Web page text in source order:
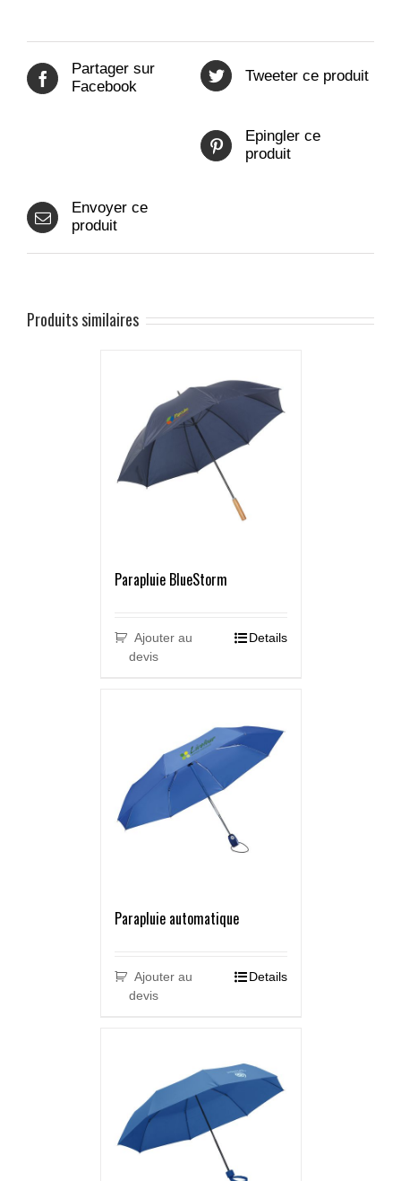
Partager sur
Facebook
Tweeter ce produit
Epingler ce
produit
Envoyer ce
produit
Produits similaires
Parapluie BlueStorm
Ajouter au
devis
Details
Parapluie automatique
Ajouter au
devis
Details